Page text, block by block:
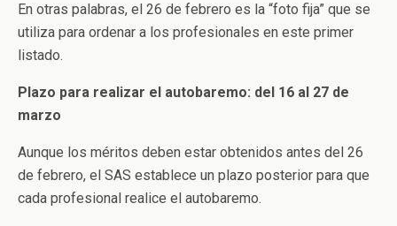
En otras palabras, el 26 de febrero es la “foto fija” que se
utiliza para ordenar a los profesionales en este primer
listado.
Plazo para realizar el autobaremo: del 16 al 27 de
marzo
Aunque los méritos deben estar obtenidos antes del 26
de febrero, el SAS establece un plazo posterior para que
cada profesional realice el autobaremo.